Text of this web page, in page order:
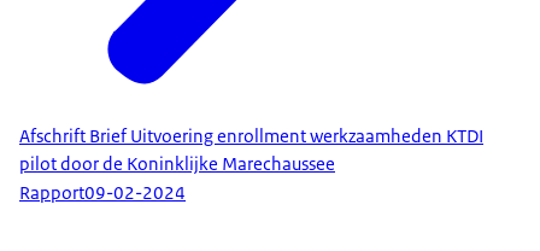
Afschrift Brief Uitvoering enrollment werkzaamheden KTDI
pilot door de Koninklijke Marechaussee
Rapport09-02-2024